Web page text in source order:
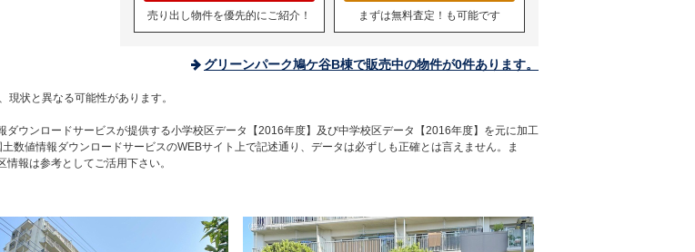
売り出し物件を優先的にご紹介！ まずは無料査定！も可能です
グリーンパーク鳩ケ谷B棟で販売中の物件が0件あります。
状と異なる可能性があります。
ウンロードサービスが提供する小学校区データ【2016年度】及び中学校区データ【2016年度】を元に加工
数値情報ダウンロードサービスのWEBサイト上で記述通り、データは必ずしも正確とは言えません。ま
報は参考としてご活用下さい。